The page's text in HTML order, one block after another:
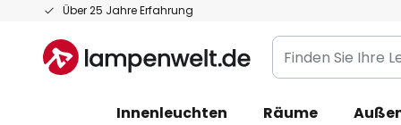
Über 25 Jahre Erfahrung
Zum
springen
Finden
Sie
Leuchte...
Innenleuchten Räume